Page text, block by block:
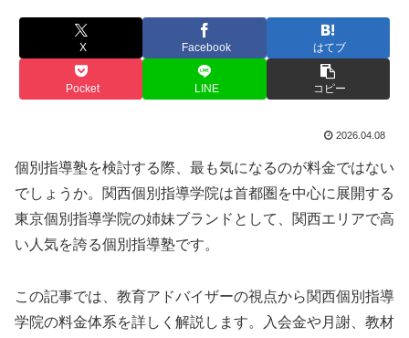
X Facebook はてブ
Pocket LINE コピー
2026.04.08
個別指導塾を検討する際、最も気になるのが料金ではない
でしょうか。関西個別指導学院は首都圏を中心に展開する
東京個別指導学院の姉妹ブランドとして、関西エリアで高
い人気を誇る個別指導塾です。
この記事では、教育アドバイザーの視点から関西個別指導
学院の料金体系を詳しく解説します。入会金や月謝、教材